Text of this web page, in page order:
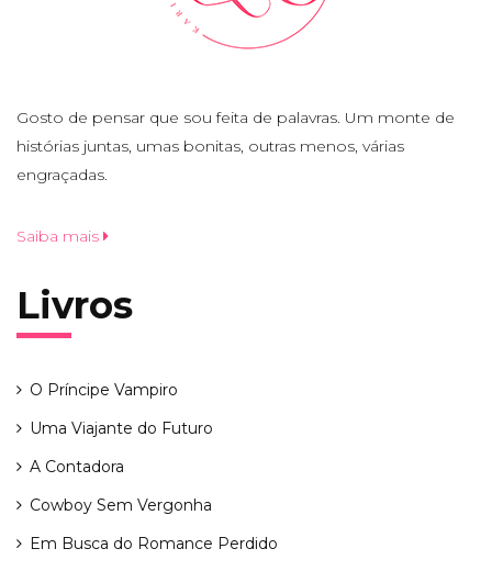
Gosto de pensar que sou feita de palavras. Um monte de
histórias juntas, umas bonitas, outras menos, várias
engraçadas.
Saiba mais
Livros
O Príncipe Vampiro
Uma Viajante do Futuro
A Contadora
Cowboy Sem Vergonha
Em Busca do Romance Perdido